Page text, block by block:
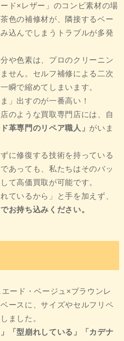
ド×レザー」のコンビ素材の場
色の補修材が、隣接するベー
込んでしまうトラブルが多発
や色素は、プロのクリーニン
せん。セルフ補修による二次
瞬で縮めてしまいます。
」出すのが一番高い！
のような買取専門店には、自
革専門のリペア職人」 がいま
に修復する技術を持っている
あっても、私たちはそのバッ
て高価買取が可能です。
ているから」と手を加えず、
お持ち込みください。
ード・ベージュ×ブラウンレ
ースに、サイズやセルフリペ
ました。
」「型崩れしている」「カデナ